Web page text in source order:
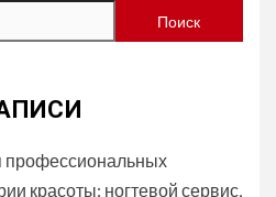
Поиск
профессиональных
красоты: ногтевой сервис,